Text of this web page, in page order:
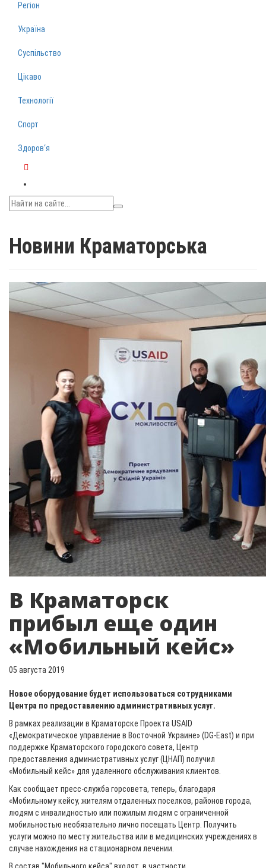
Регіон
Україна
Суспільство
Цікаво
Технології
Спорт
Здоров‘я
Новини Краматорська
В Краматорск
прибыл еще один
«Мобильный кейс»
05 августа 2019
Новое оборудование будет использоваться сотрудниками
Центра по предоставлению административных услуг.
В рамках реализации в Краматорске Проекта USAID
«Демократическое управление в Восточной Украине» (DG-East) и при
поддержке Краматорского городского совета, Центр
предоставления административных услуг (ЦНАП) получил
«Мобильный кейс» для удаленного обслуживания клиентов.
Как сообщает пресс-служба горсовета, теперь, благодаря
«Мобильному кейсу, жителям отдаленных поселков, районов города,
людям с инвалидностью или пожилым людям с ограниченной
мобильностью необязательно лично посещать Центр. Получить
услуги можно по месту жительства или в медицинских учреждениях в
случае нахождения на стационарном лечении.